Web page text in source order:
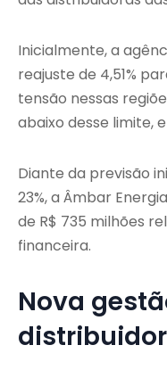
Inicialmente, a
reajuste de 4,51%
tensão nessas
abaixo desse limite,
Diante da previsão
23%, a Âmbar Energia
de R$ 735 milhões
financeira.
Nova